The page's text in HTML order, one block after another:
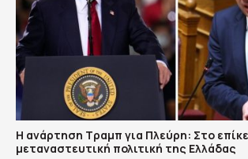
Η ανάρτηση Τραμπ για Πλεύρη: Στο
μεταναστευτική πολιτική της Ελλάδας